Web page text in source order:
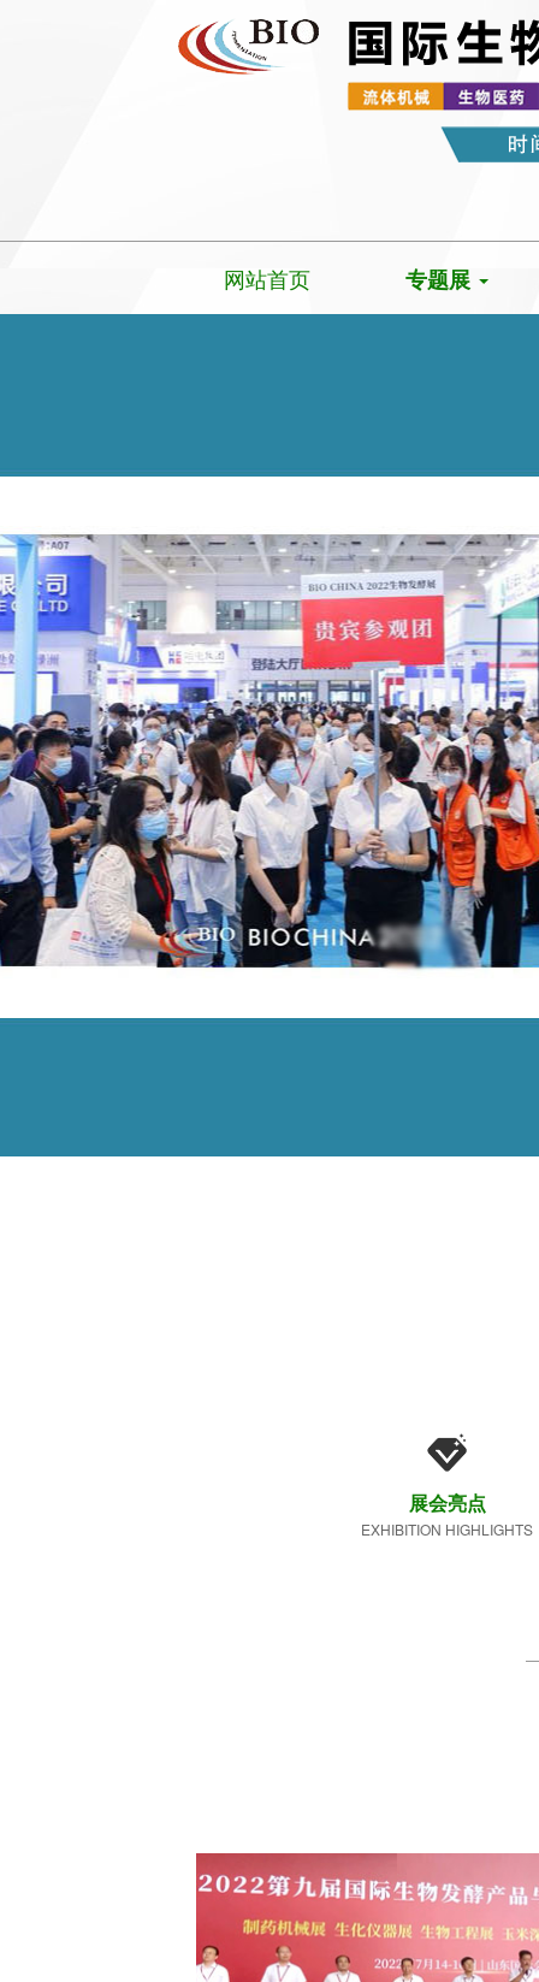
网站首页 专题展
展会亮点
EXHIBITION HIGHLIGHTS